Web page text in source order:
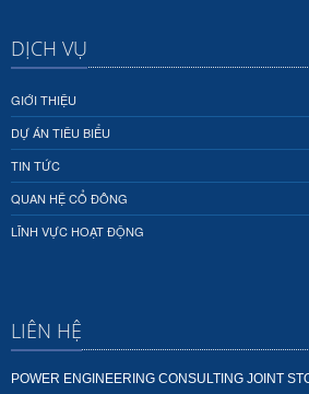
DỊCH VỤ
GIỚI THIỆU
DỰ ÁN TIÊU BIỂU
TIN TỨC
QUAN HỆ CỔ ĐÔNG
LĨNH VỰC HOẠT ĐỘNG
LIÊN HỆ
POWER ENGINEERING CONSULTING JOINT